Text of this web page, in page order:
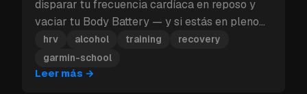
disparar tu frecuencia cardíaca en reposo y
vaciar tu Body Battery — y si estás en pleno
bloque de entrenamiento, ese golpe a la
recuperación puede costarte más que un solo
día.
hrv alcohol training
recovery
garmin-school
Leer más →